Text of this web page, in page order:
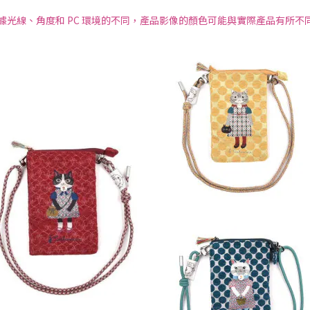
光線、角度和 PC 環境的不同，產品影像的顏色可能與實際產品有所